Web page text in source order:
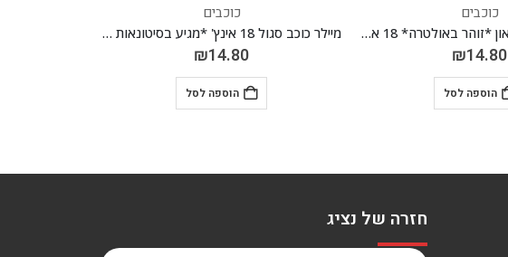
כוכבים
מיילר כוכב סגול 18 אינץ' *מגיע בסיטונאות חבילה של 5 יח'*
₪14.80
הוספה לסל
כוכבים
מיילר כוכב תכלת 18 אינץ' *מגיע בסיטונאות חבילה של 5 יח'*
₪14.80
הוספה לסל
חזרה של נציג